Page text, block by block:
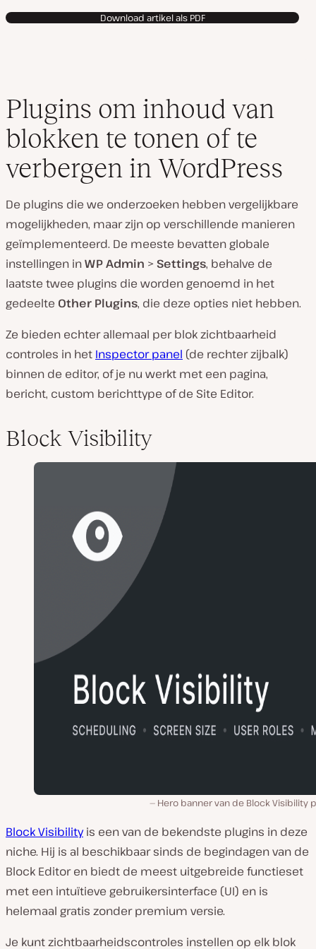
Download artikel als PDF
Plugins om inhoud van
blokken te tonen of te
verbergen in WordPress
De plugins die we onderzoeken hebben vergelijkbare
mogelijkheden, maar zijn op verschillende manieren
geïmplementeerd. De meeste bevatten globale
instellingen inWP Admin > Settings, behalve de
laatste twee plugins die worden genoemd in het
gedeelte Other Plugins, die deze opties niet hebben.
Ze bieden echter allemaal per blok zichtbaarheid
controles in het Inspector panel (de rechter zijbalk)
binnen de editor, of je nu werkt met een pagina,
bericht, custom berichttype of de Site Editor.
Block Visibility
Hero banner van de Block Visibility
Block Visibilityis een van de bekendste plugins in deze
niche. Hij is al beschikbaar sinds de begindagen van de
Block Editor en biedt de meest uitgebreide functieset
met een intuïtieve gebruikersinterface (UI) en is
helemaal gratis zonder premium versie.
Je kunt zichtbaarheidscontroles instellen op elk blok